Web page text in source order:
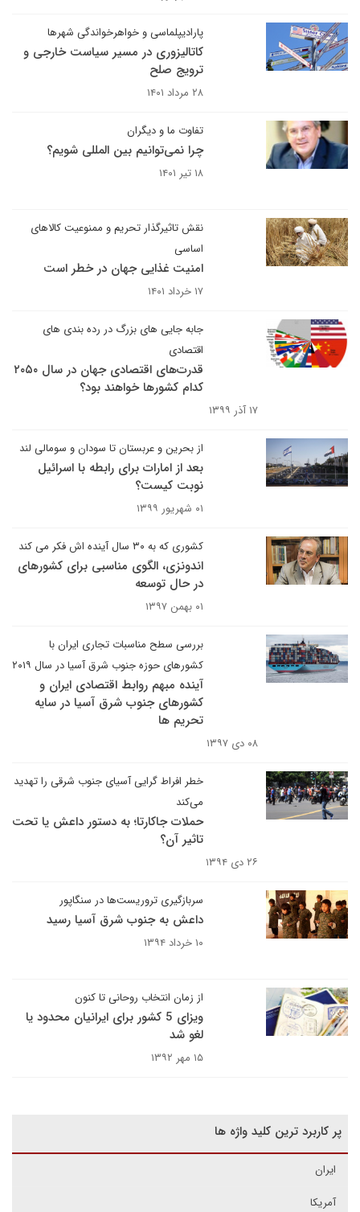
پارادیپلماسی و خواهرخواندگی شهرها
کاتالیزوری در مسیر سیاست خارجی و
ترویج صلح
۲۸ مرداد ۱۴۰۱
تفاوت ما و دیگران
چرا نمی‌توانیم بین المللی شویم؟
۱۸ تیر ۱۴۰۱
نقش تاثیرگذار تحریم و ممنوعیت کالاهای
اساسی
امنیت غذایی جهان در خطر است
۱۷ خرداد ۱۴۰۱
جابه جایی های بزرگ در رده بندی های
اقتصادی
قدرت‌های اقتصادی جهان در سال ۲۰۵۰
کدام کشورها خواهند بود؟
۱۷ آذر ۱۳۹۹
از بحرین و عربستان تا سودان و سومالی لند
بعد از امارات برای رابطه با اسرائیل
نوبت کیست؟
۰۱ شهریور ۱۳۹۹
کشوری که به ۳۰ سال آینده اش فکر می کند
اندونزی، الگوی مناسبی برای کشورهای
در حال توسعه
۰۱ بهمن ۱۳۹۷
بررسی سطح مناسبات تجاری ایران با
کشورهای حوزه جنوب شرق آسیا در سال ۲۰۱۹
آینده مبهم روابط اقتصادی ایران و
کشورهای جنوب شرق آسیا در سایه
تحریم ها
۰۸ دی ۱۳۹۷
خطر افراط گرایی آسیای جنوب شرقی را تهدید
می‌کند
حملات جاکارتا؛ به دستور داعش یا تحت
تاثیر آن؟
۲۶ دی ۱۳۹۴
سربازگیری تروریست‌ها در سنگاپور
داعش به جنوب شرق آسیا رسید
۱۰ خرداد ۱۳۹۴
از زمان انتخاب روحانی تا کنون
ویزای 5 کشور برای ایرانیان محدود یا
لغو شد
۱۵ مهر ۱۳۹۲
پر کاربرد ترین کلید واژه ها
ایران
آمریکا